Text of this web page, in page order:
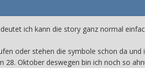
ich kann die story ganz normal
oder stehen die symbole schon da und
Oktober deswegen bin ich noch so